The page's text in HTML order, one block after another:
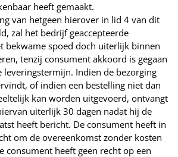
heeft gemaakt.
van hetgeen hierover in lid 4 van dit
zal het bedrijf geaccepteerde
bekwame spoed doch uiterlijk binnen
tenzij consument akkoord is gegaan
leveringstermijn. Indien de bezorging
of indien een bestelling niet dan
kan worden uitgevoerd, ontvangt
uiterlijk 30 dagen nadat hij de
heeft bericht. De consument heeft in
om de overeenkomst zonder kosten
consument heeft geen recht op een